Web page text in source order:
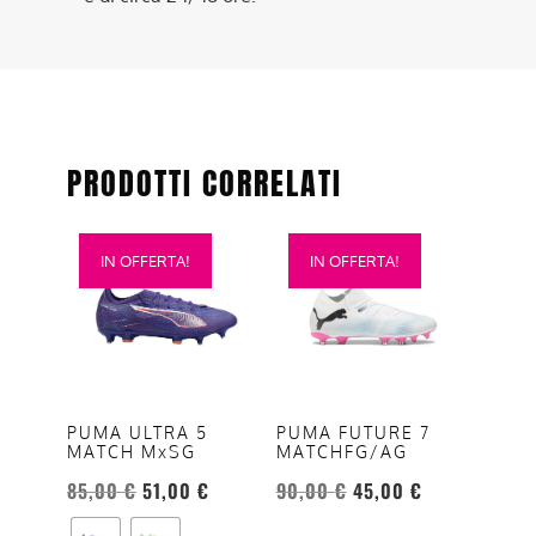
PRODOTTI CORRELATI
IN OFFERTA!
PUMA ULTRA 5
MATCH MxSG
85,00€ 51,00 €
Questo
prodotto
opzioni
possono
essere
scelte
IN OFFERTA!
PUMA FUTURE 7
MATCHFG/AG
90,00€ 45,00 €
Questo
prodotto
opzioni
possono
essere